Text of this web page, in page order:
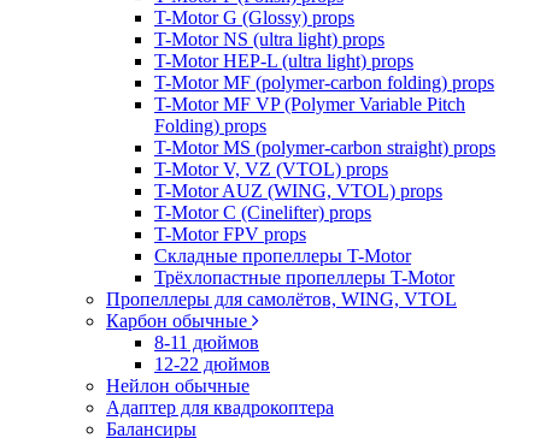
T-Motor G (Glossy) props
T-Motor NS (ultra light) props
T-Motor HEP-L (ultra light) props
T-Motor MF (polymer-carbon folding) props
T-Motor MF VP (Polymer Variable Pitch
Folding) props
T-Motor MS (polymer-carbon straight) props
T-Motor V, VZ (VTOL) props
T-Motor AUZ (WING, VTOL) props
T-Motor C (Cinelifter) props
T-Motor FPV props
Складные пропеллеры T-Motor
Трёхлопастные пропеллеры T-Motor
Пропеллеры для самолётов, WING, VTOL
Карбон обычные
8-11 дюймов
12-22 дюймов
Нейлон обычные
Адаптер для квадрокоптера
Балансиры